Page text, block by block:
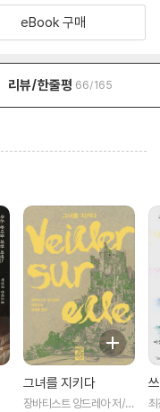
eBook 구매
리뷰/한줄평 66/165
그녀를 지키다
장바티스트 앙드레아 저/정
최